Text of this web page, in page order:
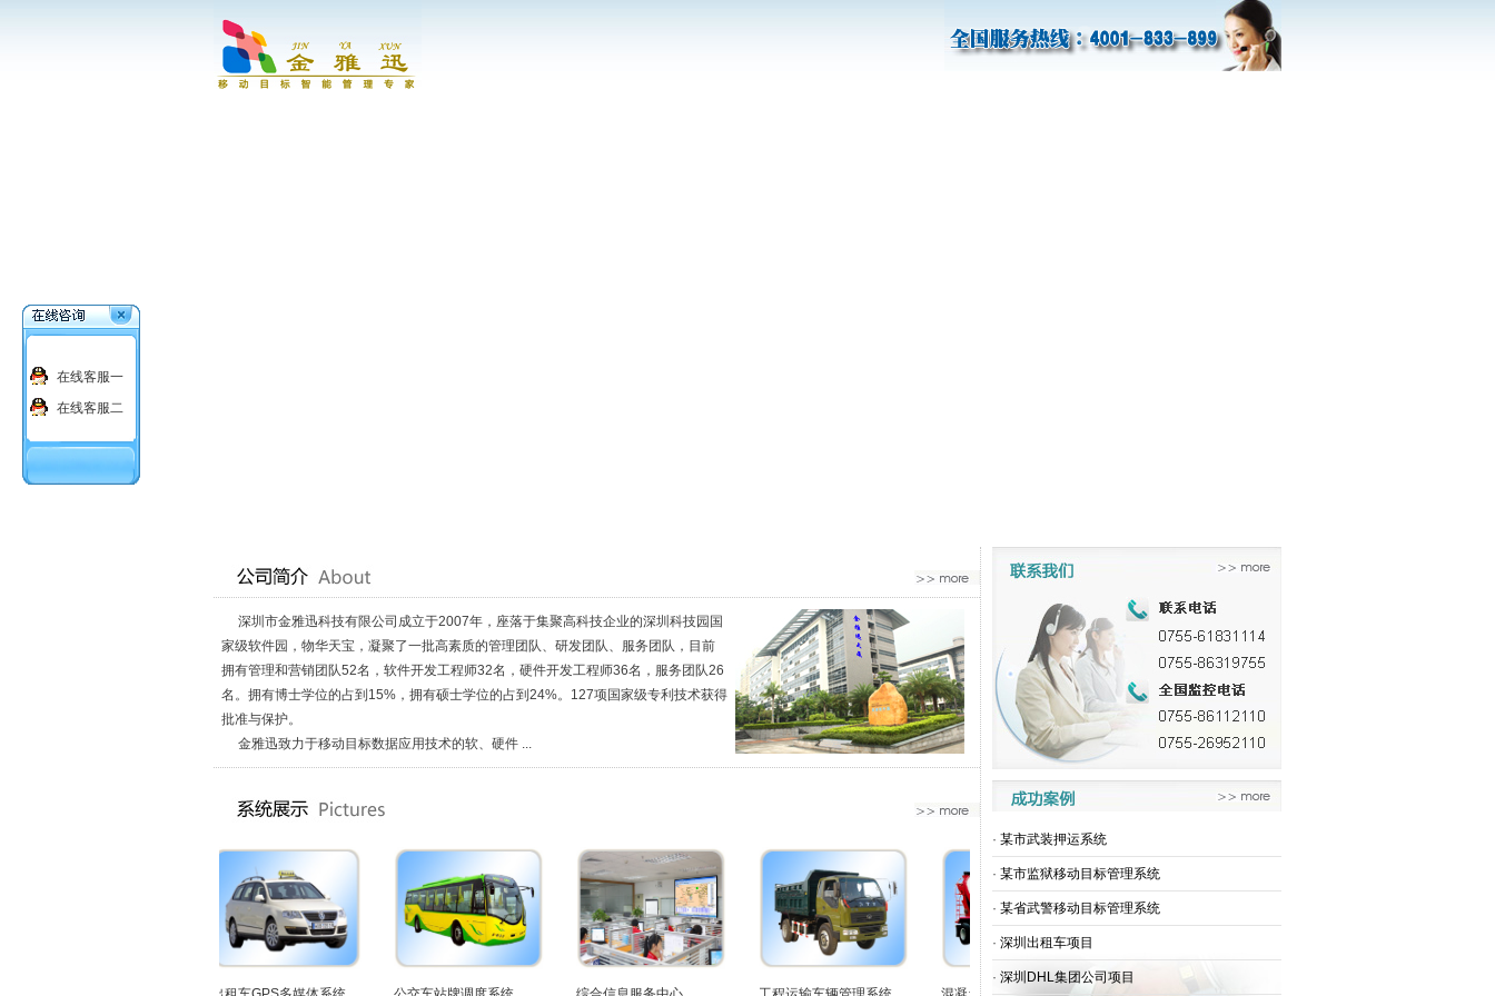
在线客服一
在线客服二
深圳市金雅迅科技有限公司成立于2007年，座落于集聚高科技企业的深圳科技园国
家级软件园，物华天宝，凝聚了一批高素质的管理团队、研发团队、服务团队，目前
拥有管理和营销团队52名，软件开发工程师32名，硬件开发工程师36名，服务团队26
名。拥有博士学位的占到15%，拥有硕士学位的占到24%。127项国家级专利技术获得
批准与保护。
金雅迅致力于移动目标数据应用技术的软、硬件 ...
· 某市武装押运系统
· 某市监狱移动目标管理系统
· 某省武警移动目标管理系统
· 深圳出租车项目
· 深圳DHL集团公司项目